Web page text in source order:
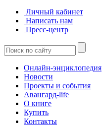
Личный кабинет
Написать нам
Пресс-центр
Онлайн-энциклопедия
Новости
Проекты и события
Авангард-life
О книге
Купить
Контакты